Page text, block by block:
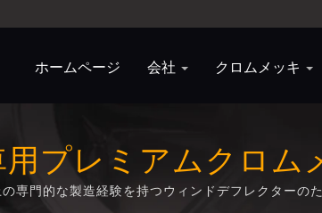
ホームページ 会社 クロムメッキ
用プレミアムクロム
専門的な製造経験を持つウィンドデフレクターの